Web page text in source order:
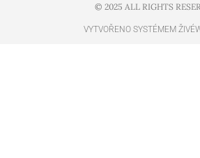
© 2025 ALL RIGHTS
VYTVOŘENO SYSTÉMEM